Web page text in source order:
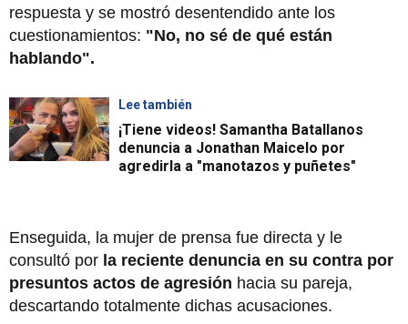
respuesta y se mostró desentendido ante los
cuestionamientos: "No, no sé de qué están
hablando".
Lee también
¡Tiene videos! Samantha Batallanos
denuncia a Jonathan Maicelo por
agredirla a "manotazos y puñetes"
Enseguida, la mujer de prensa fue directa y le
consultó por la reciente denuncia en su contra por
presuntos actos de agresión hacia su pareja,
descartando totalmente dichas acusaciones.